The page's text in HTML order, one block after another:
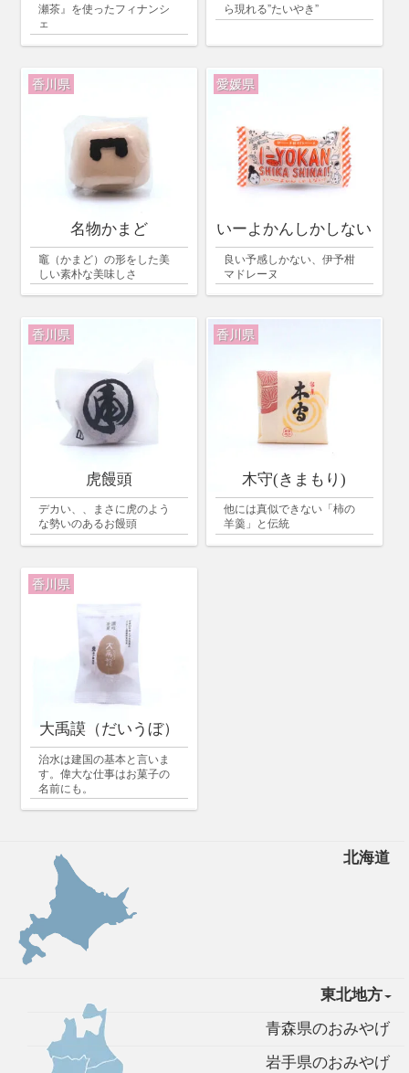
北海道
東北地方
青森県のおみやげ
岩手県のおみやげ
瀬茶』を使ったフィナンシ
ェ
ら現れる”たいやき”
香川県
名物かまど
竈（かまど）の形をした美
しい素朴な美味しさ
愛媛県
いーよかんしかしない
良い予感しかない、伊予柑
マドレーヌ
香川県
虎饅頭
デカい、、まさに虎のよう
な勢いのあるお饅頭
香川県
木守(きまもり)
他には真似できない「柿の
羊羹」と伝統
香川県
大禹謨（だいうぼ）
治水は建国の基本と言いま
す。偉大な仕事はお菓子の
名前にも。